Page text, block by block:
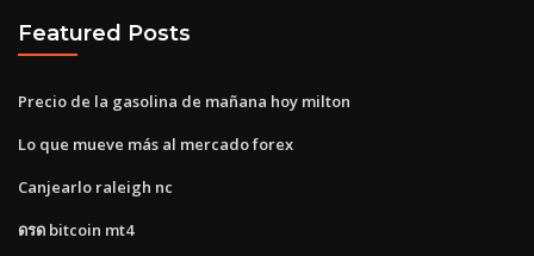
Featured Posts
Precio de la gasolina de mañana hoy milton
Lo que mueve más al mercado forex
Canjearlo raleigh nc
ดรด bitcoin mt4